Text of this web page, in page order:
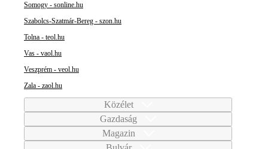
Somogy - sonline.hu
Szabolcs-Szatmár-Bereg - szon.hu
Tolna - teol.hu
Vas - vaol.hu
Veszprém - veol.hu
Zala - zaol.hu
Közélet
Gazdaság
Magazin